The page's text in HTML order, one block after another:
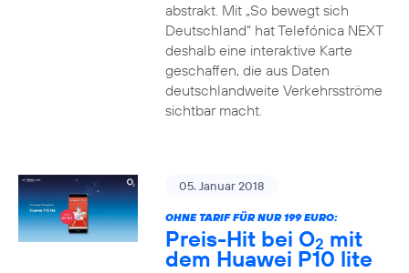
abstrakt. Mit „So bewegt sich
Deutschland“ hat Telefónica NEXT
deshalb eine interaktive Karte
geschaffen, die aus Daten
deutschlandweite Verkehrsströme
sichtbar macht.
05. Januar 2018
OHNE TARIF FÜR NUR 199 EURO:
Preis-Hit bei O2 mit
dem Huawei P10 lite